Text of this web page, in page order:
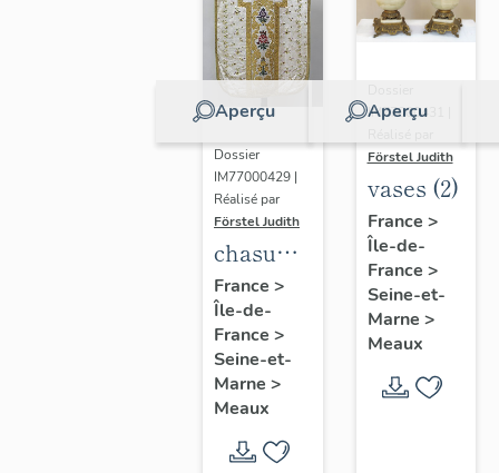
Aperçu
Dossier
IM77000429 |
Réalisé par
Förstel Judith
chasuble
blanche
France >
Île-de-
France >
Seine-et-
Marne >
Meaux
Aperçu
IM77000431 |
Förstel Judith
vases (2)
France >
Île-de-
France >
Seine-et-
Marne >
Meaux